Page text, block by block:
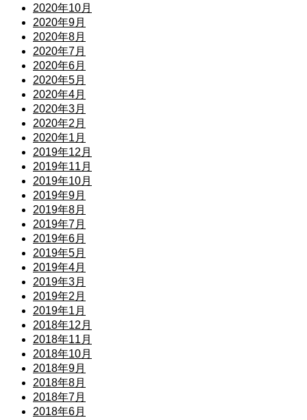
2020年10月
2020年9月
2020年8月
2020年7月
2020年6月
2020年5月
2020年4月
2020年3月
2020年2月
2020年1月
2019年12月
2019年11月
2019年10月
2019年9月
2019年8月
2019年7月
2019年6月
2019年5月
2019年4月
2019年3月
2019年2月
2019年1月
2018年12月
2018年11月
2018年10月
2018年9月
2018年8月
2018年7月
2018年6月